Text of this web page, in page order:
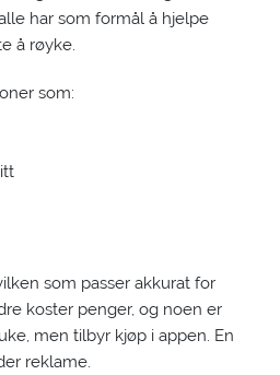
har som formål å hjelpe
å røyke.
som:
som passer akkurat for
koster penger, og noen er
men tilbyr kjøp i appen. En
reklame.